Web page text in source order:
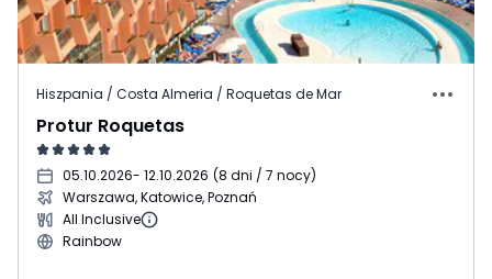
Hiszpania / Costa Almeria / Roquetas de Mar
Protur Roquetas
05.10.2026- 12.10.2026 (8 dni / 7 nocy)
Warszawa, Katowice, Poznań
All Inclusive
Rainbow